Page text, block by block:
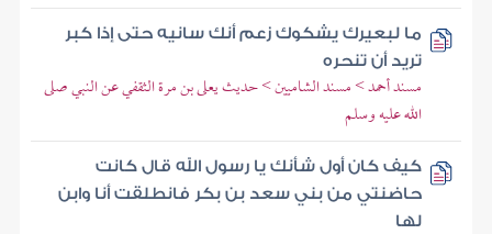
ما لبعيرك يشكوك زعم أنك سانيه حتى إذا كبر
تريد أن تنحره
مسند أحمد > مسند الشاميين > حديث يعلى بن مرة الثقفي عن النبي صلى
الله عليه وسلم
كيف كان أول شأنك يا رسول الله قال كانت
حاضنتي من بني سعد بن بكر فانطلقت أنا وابن
لها